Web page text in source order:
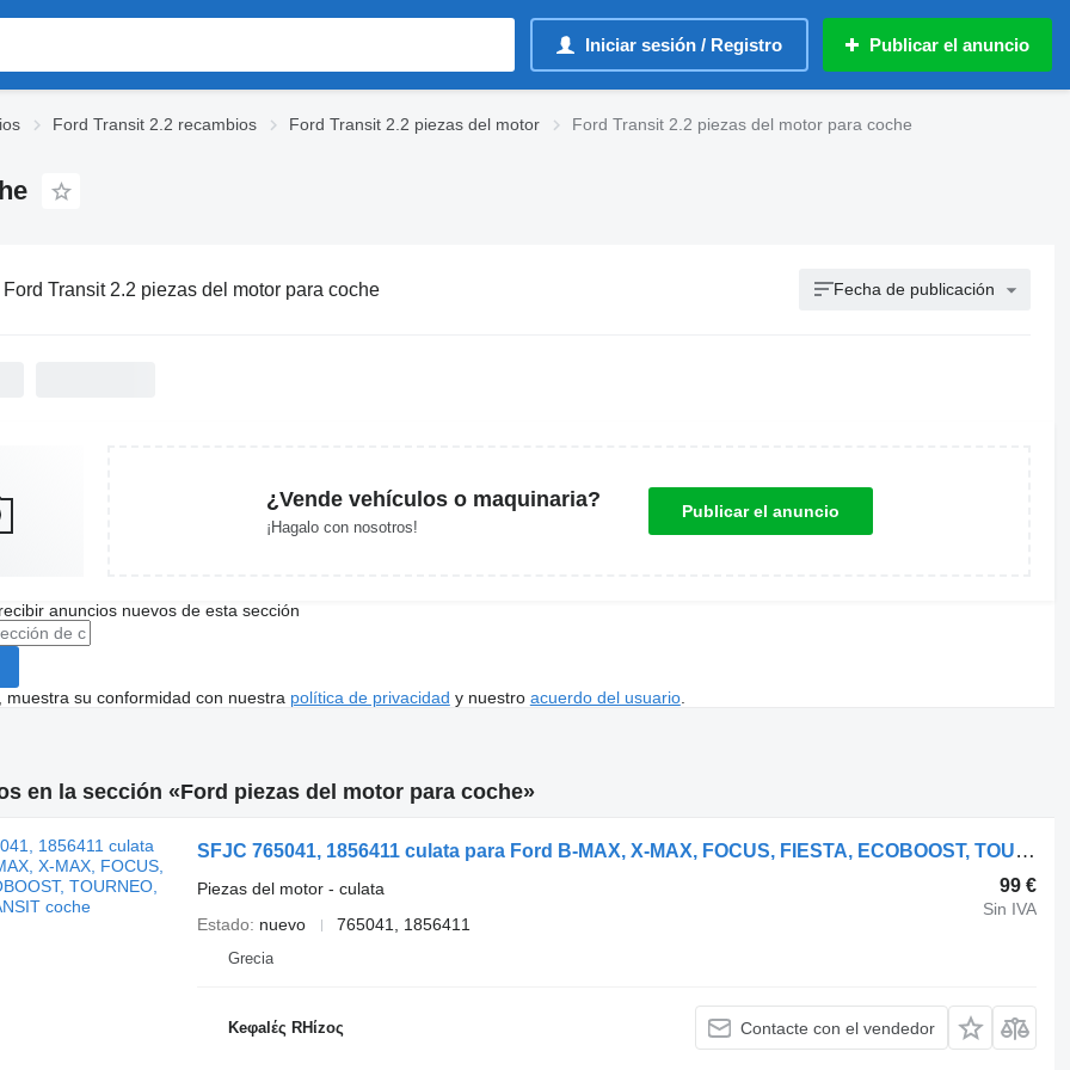
Iniciar sesión / Registro Publicar el anuncio
Ford Transit 2.2 recambios Ford Transit 2.2 piezas del motor Ford Transit 2.2 piezas del motor para coche
Ford Transit 2.2 piezas del motor para coche Fecha de publicación
¿Vende vehículos o maquinaria?
¡Hagalo con nosotros!
Publicar el anuncio
anuncios nuevos de esta sección
muestra su conformidad con nuestra política de privacidad y nuestro acuerdo del usuario.
en la sección «Ford piezas del motor para coche»
SFJC 765041, 1856411 culata para Ford B-MAX, X-MAX, FOCUS, FIESTA, ECOBOOST, TOURNEO, TRANSIT coche
99 €
Sin IVA
Piezas del motor - culata
Estado
nuevo 765041, 1856411
Grecia
Keφalές RHίzoς Contacte con el vendedor